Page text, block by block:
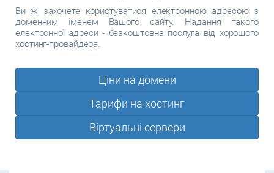
Ви ж захочете користуватися електронною адресою з
доменним іменем Вашого сайту. Надання такого
електронної адреси - безкоштовна послуга від хорошого
хостинг-провайдера.
Ціни на домени
Тарифи на хостинг
Віртуальні сервери